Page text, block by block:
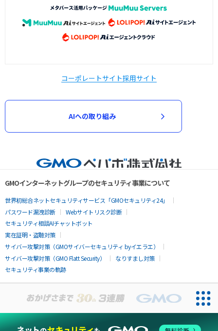
コーポレートサイト採用サイト
AIへの取り組み
GMOインターネットグループのセキュリティ事業について
世界初総合ネットセキュリティサービス「GMOセキュリティ24」
パスワード漏洩診断
Webサイトリスク診断
セキュリティ相談AIチャットボット
実在証明・盗聴対策
サイバー攻撃対策（GMOサイバーセキュリティ byイエラエ）
サイバー攻撃対策（GMO Flatt Security）
なりすまし対策
セキュリティ事業の軌跡